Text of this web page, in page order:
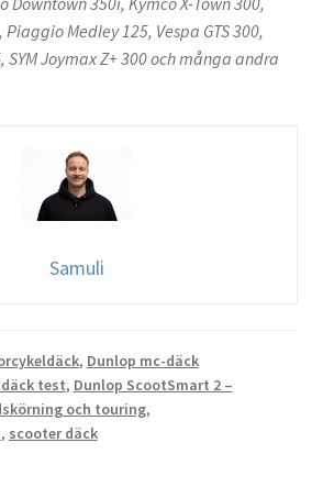
Medley 125, Vespa GTS 300,
SYM Joymax Z+ 300 och många andra
Samuli
, Dunlop mc-däck
test, Dunlop ScootSmart 2 –
och touring,
, scooter däck